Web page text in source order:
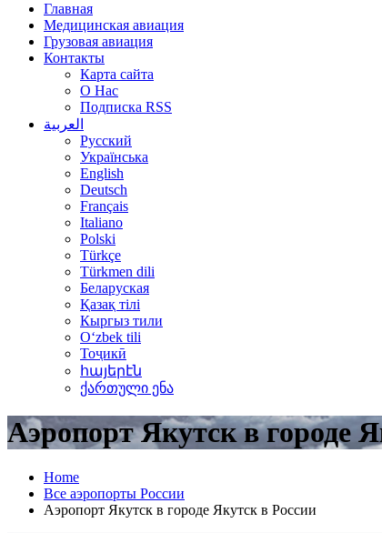
Главная
Медицинская авиация
Грузовая авиация
Контакты
Карта сайта
О Нас
Подписка RSS
العربية
Русский
Українська
English
Deutsch
Français
Italiano
Polski
Türkçe
Türkmen dili
Беларуская
Қазақ тілі
Кыргыз тили
Oʻzbek tili
Тоҷикӣ
հայերէն
ქართული ენა
Аэропорт Якутск в городе
Home
Все аэропорты России
Аэропорт Якутск в городе Якутск в России